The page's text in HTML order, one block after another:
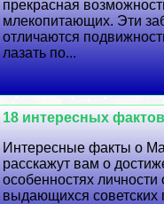
прекрасная
млекопитающих. Эти
отличаются
лазать по...
18 интересных
Интересные факты о
расскажут вам о
особенностях
выдающихся советских